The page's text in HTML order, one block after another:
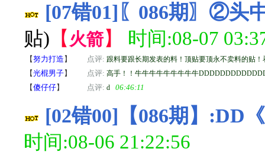
[07错01]〖086期〗②头
贴) 【 火箭】 时间:08-07
【努力打造】 点评: 跟料要跟长期发表的料！顶贴要顶永不卖料的贴
【光棍男子】 点评: 高手！！牛牛牛牛牛牛牛牛牛
【傻仔仔】 点评: d 06:46:11
[02错00]【086期】:DD
时间:08-06 21:22:56